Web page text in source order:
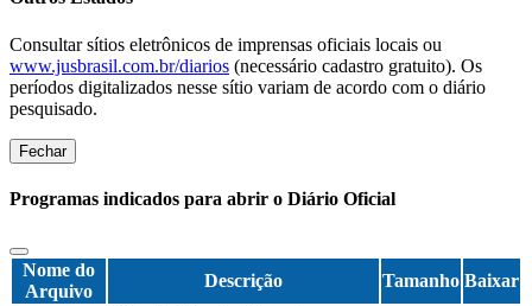
Consultar sítios eletrônicos de imprensas oficiais locais ou
www.jusbrasil.com.br/diarios (necessário cadastro gratuito). Os
períodos digitalizados nesse sítio variam de acordo com o diário
pesquisado.
Fechar
Programas indicados para abrir o Diário Oficial
Nome do
Arquivo
Descrição Tamanho Baixar